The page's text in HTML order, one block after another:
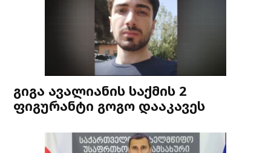
გიგა ავალიანის საქმის 2
ფიგურანტი გოგო დააკავეს